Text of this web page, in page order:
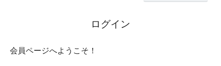
ログイン
会員ページへようこそ！